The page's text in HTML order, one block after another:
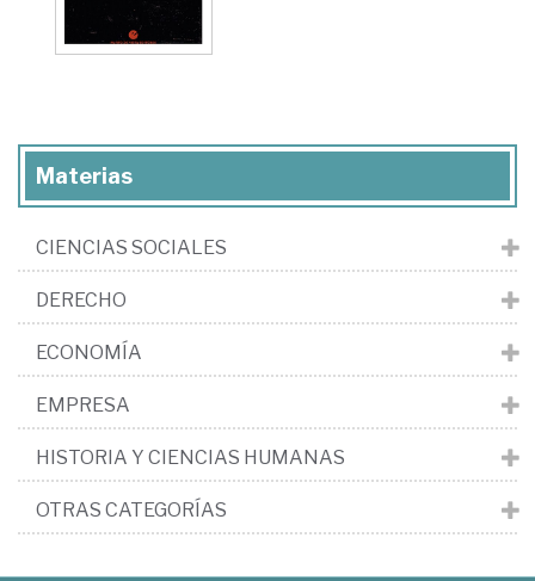
Materias
CIENCIAS SOCIALES
DERECHO
ECONOMÍA
EMPRESA
HISTORIA Y CIENCIAS HUMANAS
OTRAS CATEGORÍAS